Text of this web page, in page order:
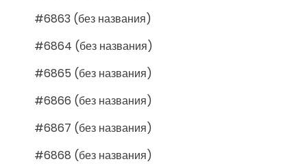
#6863 (без названия)
#6864 (без названия)
#6865 (без названия)
#6866 (без названия)
#6867 (без названия)
#6868 (без названия)